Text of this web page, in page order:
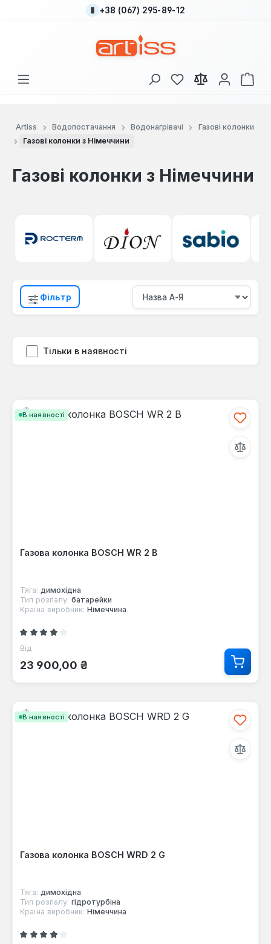
Перейти до основного вмісту
+38 (067) 295-89-12
У вас є 0 у списку
Artiss Водопостачання Водонагрівачі
Газові колонки
Газові колонки з Німеччини
Газові колонки з Німеччини
Фільтр
Тільки в наявності
В наявності
Газова колонка BOSCH WR 2 B
Тяга: димохідна
Тип розпалу: батарейки
Країна виробник: Німеччина
Середня оцінка 3.42 з 5 зірок
Звичайна ціна:
Від
23 900,00 ₴
В наявності
Газова колонка BOSCH WRD 2 G
Тяга: димохідна
Тип розпалу: гідротурбіна
Країна виробник: Німеччина
Середня оцінка 3.85 з 5 зірок